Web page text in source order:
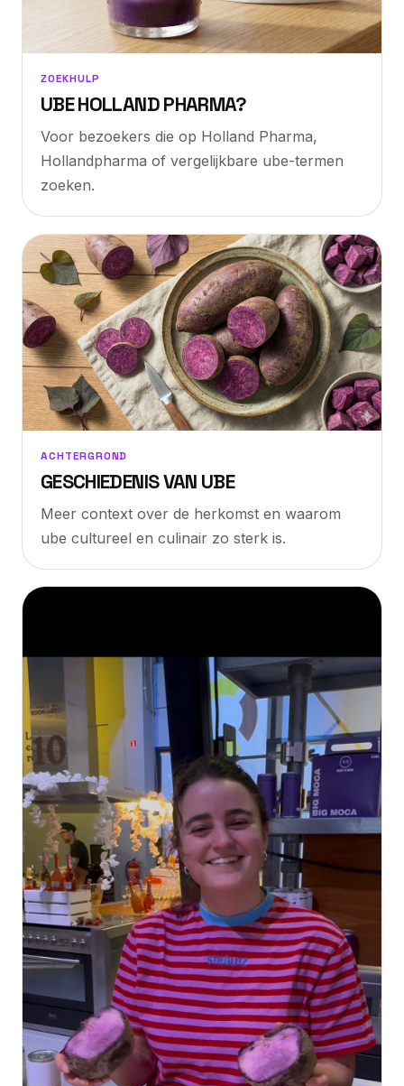
ZOEKHULP
UBE HOLLAND PHARMA?
Voor bezoekers die op Holland Pharma,
Hollandpharma of vergelijkbare ube-termen
zoeken.
ACHTERGROND
GESCHIEDENIS VAN UBE
Meer context over de herkomst en waarom
ube cultureel en culinair zo sterk is.